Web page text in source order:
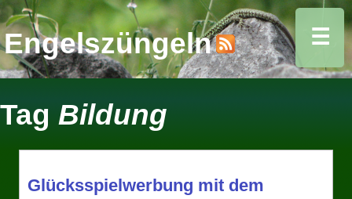
Engelszüngeln
Tag Bildung
Glücksspielwerbung mit dem
☰